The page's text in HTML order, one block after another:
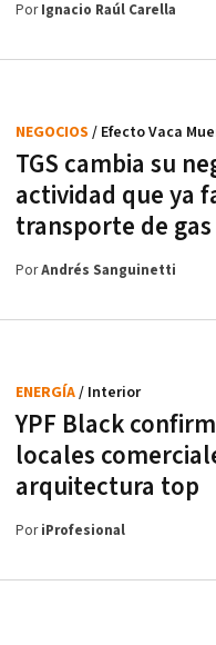
PorIgnacio Raúl Carella
TGS cambia su
actividad que ya
transporte de gas
NEGOCIOS / Efecto Vaca
PorAndrés Sanguinetti
YPF Black
locales
arquitectura top
ENERGÍA/ Interior
PoriProfesional